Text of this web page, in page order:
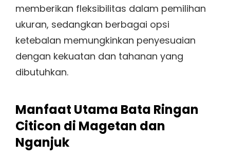
memberikan fleksibilitas dalam pemilihan
ukuran, sedangkan berbagai opsi
ketebalan memungkinkan penyesuaian
dengan kekuatan dan tahanan yang
dibutuhkan.
Manfaat Utama Bata Ringan
Citicon di Magetan dan
Nganjuk